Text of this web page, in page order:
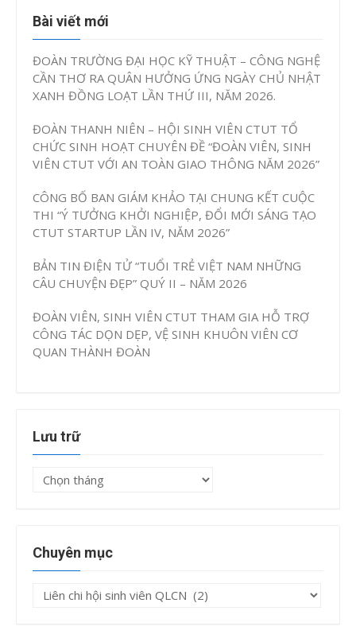
Bài viết mới
ĐOÀN TRƯỜNG ĐẠI HỌC KỸ THUẬT – CÔNG NGHỆ
CẦN THƠ RA QUÂN HƯỞNG ỨNG NGÀY CHỦ NHẬT
XANH ĐỒNG LOẠT LẦN THỨ III, NĂM 2026.
ĐOÀN THANH NIÊN – HỘI SINH VIÊN CTUT TỔ
CHỨC SINH HOẠT CHUYÊN ĐỀ “ĐOÀN VIÊN, SINH
VIÊN CTUT VỚI AN TOÀN GIAO THÔNG NĂM 2026”
CÔNG BỐ BAN GIÁM KHẢO TẠI CHUNG KẾT CUỘC
THI “Ý TƯỞNG KHỞI NGHIỆP, ĐỔI MỚI SÁNG TẠO
CTUT STARTUP LẦN IV, NĂM 2026”
BẢN TIN ĐIỆN TỬ “TUỔI TRẺ VIỆT NAM NHỮNG
CÂU CHUYỆN ĐẸP” QUÝ II – NĂM 2026
ĐOÀN VIÊN, SINH VIÊN CTUT THAM GIA HỖ TRỢ
CÔNG TÁC DỌN DẸP, VỆ SINH KHUÔN VIÊN CƠ
QUAN THÀNH ĐOÀN
Lưu trữ
Lưu
Chuyên mục
Chuyên